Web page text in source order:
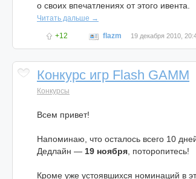
о своих впечатлениях от этого ивента.
Читать дальше →
+12 flazm 19 декабря 2010,
Конкурс игр Flash GAMM
Конкурсы
Всем привет!
Напоминаю, что осталось всего 10
Дедлайн — 19 ноября , поторопитесь!
Кроме уже устоявшихся номинаций в